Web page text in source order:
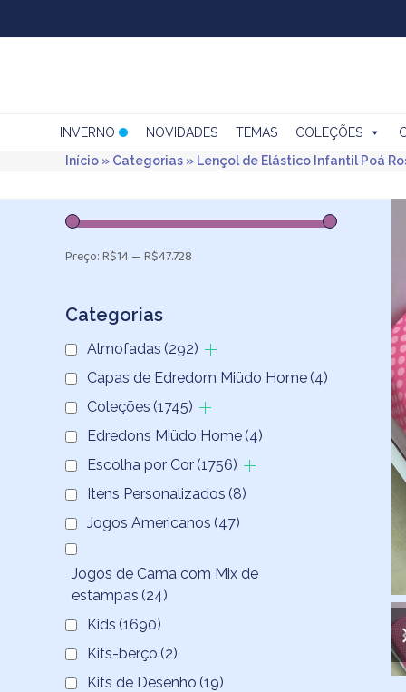
INVERNO NOVIDADES TEMAS COLEÇÕES
Início » Categorias » Lençol de Elástico Infantil Poá
Preço:R$14—R$47.728
Categorias
Almofadas (292)
Capas de Edredom Miüdo Home (4)
Coleções (1745)
Edredons Miüdo Home (4)
Escolha por Cor (1756)
Itens Personalizados (8)
Jogos Americanos (47)
Jogos de Cama com Mix de
estampas (24)
Kids (1690)
Kits-berço (2)
Kits de Desenho (19)